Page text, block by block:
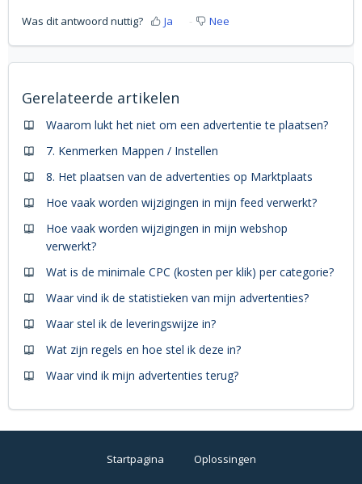
Was dit antwoord nuttig? Ja Nee
Gerelateerde artikelen
Waarom lukt het niet om een advertentie te plaatsen?
7. Kenmerken Mappen / Instellen
8. Het plaatsen van de advertenties op Marktplaats
Hoe vaak worden wijzigingen in mijn feed verwerkt?
Hoe vaak worden wijzigingen in mijn webshop
verwerkt?
Wat is de minimale CPC (kosten per klik) per categorie?
Waar vind ik de statistieken van mijn advertenties?
Waar stel ik de leveringswijze in?
Wat zijn regels en hoe stel ik deze in?
Waar vind ik mijn advertenties terug?
Startpagina Oplossingen